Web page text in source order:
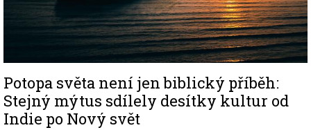
Potopa světa není jen biblický příběh:
Stejný mýtus sdílely desítky kultur od
Indie po Nový svět